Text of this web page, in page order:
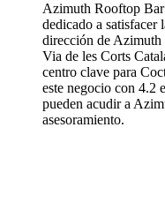
Azimuth Rooftop Bar
dedicado a satisfacer
dirección de Azimuth
Via de les Corts
centro clave para
este negocio con 4.2
pueden acudir a
asesoramiento.